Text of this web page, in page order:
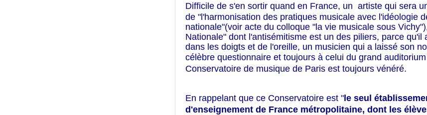
Difficile de s'en sortir quand en France, un artiste qui sera
de "l'harmonisation des pratiques musicale avec l'idéologie
nationale"(voir acte du colloque "la vie musicale sous
Nationale" dont l'antisémitisme est un des piliers, parce qu'il
dans les doigts et de l'oreille, un musicien qui a laissé son
célèbre questionnaire et toujours à celui du grand
Conservatoire de musique de Paris est toujours vénéré.
En rappelant que ce Conservatoire est "le seul
d'enseignement de France métropolitaine, dont les